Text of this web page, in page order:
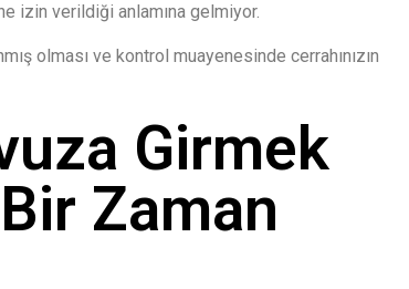
izin verildiği anlamına gelmiyor.
olması ve kontrol muayenesinde cerrahınızın
Girmek
Zaman